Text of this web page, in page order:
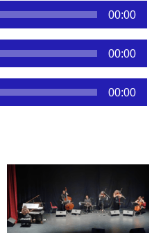
00:00
00:00
00:00